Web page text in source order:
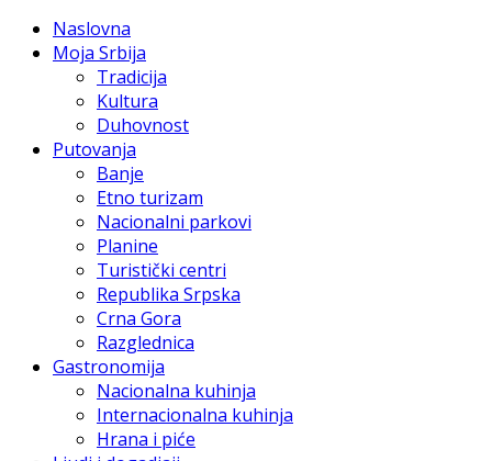
Naslovna
Moja Srbija
Tradicija
Kultura
Duhovnost
Putovanja
Banje
Etno turizam
Nacionalni parkovi
Planine
Turistički centri
Republika Srpska
Crna Gora
Razglednica
Gastronomija
Nacionalna kuhinja
Internacionalna kuhinja
Hrana i piće